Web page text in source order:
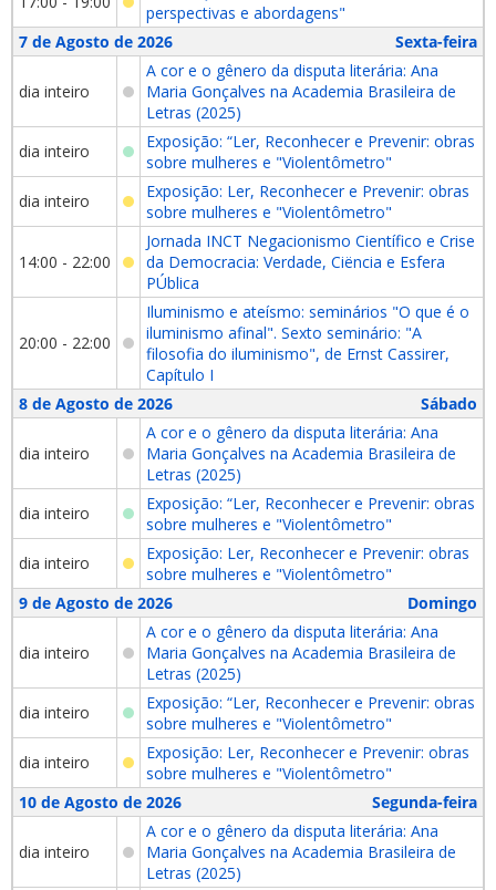
perspectivas e abordagens"
7 de Agosto de 2026
Sexta-feira
dia inteiro
A cor e o gênero da disputa literária: Ana
Maria Gonçalves na Academia Brasileira de
Letras (2025)
dia inteiro
Exposição: “Ler, Reconhecer e Prevenir: obras
sobre mulheres e "Violentômetro"
dia inteiro
Exposição: Ler, Reconhecer e Prevenir: obras
sobre mulheres e "Violentômetro"
14:00 - 22:00
Jornada INCT Negacionismo Científico e Crise
da Democracia: Verdade, Ciëncia e Esfera
PÚblica
20:00 - 22:00
Iluminismo e ateísmo: seminários "O que é o
iluminismo afinal". Sexto seminário: "A
filosofia do iluminismo", de Ernst Cassirer,
Capítulo I
8 de Agosto de 2026
Sábado
dia inteiro
A cor e o gênero da disputa literária: Ana
Maria Gonçalves na Academia Brasileira de
Letras (2025)
dia inteiro
Exposição: “Ler, Reconhecer e Prevenir: obras
sobre mulheres e "Violentômetro"
dia inteiro
Exposição: Ler, Reconhecer e Prevenir: obras
sobre mulheres e "Violentômetro"
9 de Agosto de 2026
Domingo
dia inteiro
A cor e o gênero da disputa literária: Ana
Maria Gonçalves na Academia Brasileira de
Letras (2025)
dia inteiro
Exposição: “Ler, Reconhecer e Prevenir: obras
sobre mulheres e "Violentômetro"
dia inteiro
Exposição: Ler, Reconhecer e Prevenir: obras
sobre mulheres e "Violentômetro"
10 de Agosto de 2026
Segunda-feira
dia inteiro
A cor e o gênero da disputa literária: Ana
Maria Gonçalves na Academia Brasileira de
Letras (2025)